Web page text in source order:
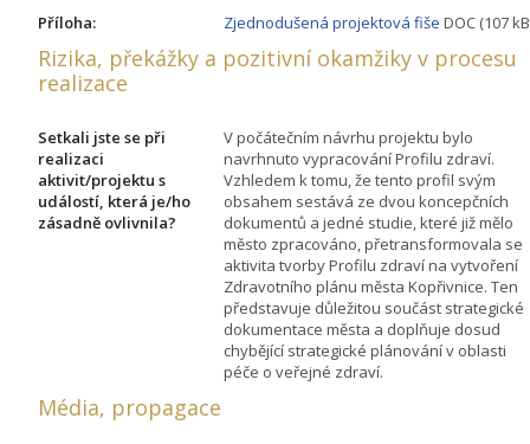
Příloha:
Zjednodušená projektová fiše DOC (107
Rizika, překážky a pozitivní okamžiky v procesu
realizace
Setkali jste se při
realizaci
aktivit/projektu s
událostí, která je/ho
zásadně ovlivnila?
V počátečním návrhu projektu bylo
navrhnuto vypracování Profilu zdraví.
Vzhledem k tomu, že tento profil svým
obsahem sestává ze dvou koncepčních
dokumentů a jedné studie, které již mělo
město zpracováno, přetransformovala se
aktivita tvorby Profilu zdraví na vytvoření
Zdravotního plánu města Kopřivnice. Ten
představuje důležitou součást strategické
dokumentace města a doplňuje dosud
chybějící strategické plánování v oblasti
péče o veřejné zdraví.
Média, propagace